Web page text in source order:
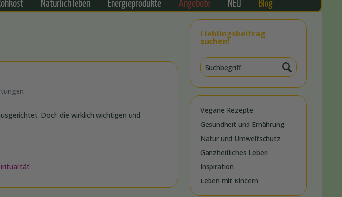
Natürlich leben Energieprodukte Angebote NEU Blog
Lieblingsbeitrag
suchen!
Vegane Rezepte
Gesundheit und Ernährung
Natur und Umweltschutz
Ganzheitliches Leben
Inspiration
Leben mit Kindern
Doch die wirklich wichtigen und